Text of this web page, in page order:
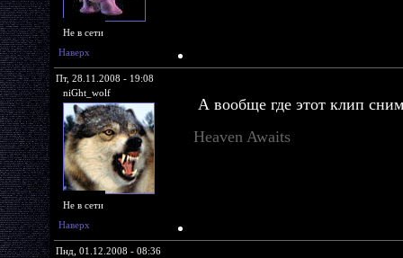
Не в сети
Наверх
Пт, 28.11.2008 - 19:08
niGht_wolf
Не в сети
А вообще где этот клип
Heaven Awaits
Наверх
Пнд, 01.12.2008 - 08:36